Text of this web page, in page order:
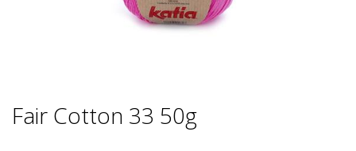
Fair Cotton 33 50g